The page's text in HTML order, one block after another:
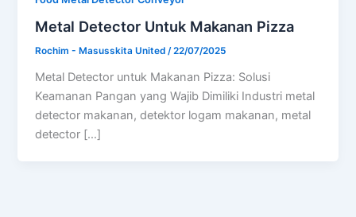
Metal Detector Untuk Makanan Pizza
Rochim - Masusskita United/22/07/2025
Metal Detector untuk Makanan Pizza: Solusi
Keamanan Pangan yang Wajib Dimiliki Industri metal
detector makanan, detektor logam makanan, metal
detector […]